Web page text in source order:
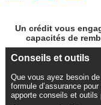
Un crédit vous
capacités de
Conseils et outils
Que vous ayez besoin
formule d’assurance
apporte conseils et outils